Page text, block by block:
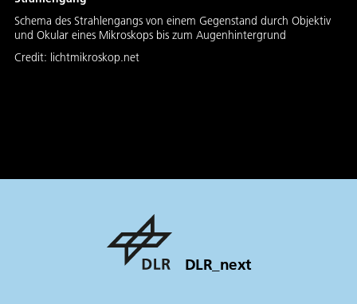
Schema des Strahlengangs von einem Gegenstand durch Objektiv
und Okular eines Mikroskops bis zum Augenhintergrund
Credit: lichtmikroskop.net
DLR_next